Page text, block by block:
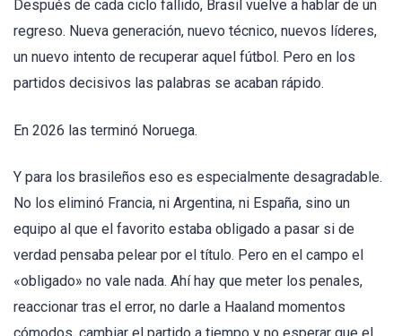
Después de cada ciclo fallido, Brasil vuelve a hablar de un
regreso. Nueva generación, nuevo técnico, nuevos líderes,
un nuevo intento de recuperar aquel fútbol. Pero en los
partidos decisivos las palabras se acaban rápido.
En 2026 las terminó Noruega.
Y para los brasileños eso es especialmente desagradable.
No los eliminó Francia, ni Argentina, ni España, sino un
equipo al que el favorito estaba obligado a pasar si de
verdad pensaba pelear por el título. Pero en el campo el
«obligado» no vale nada. Ahí hay que meter los penales,
reaccionar tras el error, no darle a Haaland momentos